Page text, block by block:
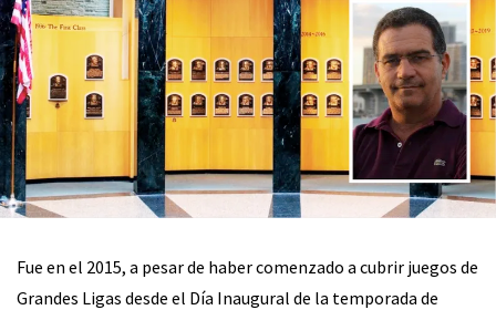
Fue en el 2015, a pesar de haber comenzado a cubrir juegos de
Grandes Ligas desde el Día Inaugural de la temporada de